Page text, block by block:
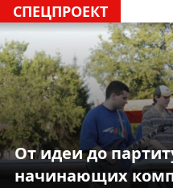
СПЕЦПРОЕКТ
От идеи до
начинающих